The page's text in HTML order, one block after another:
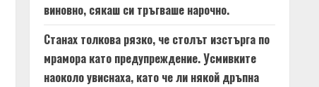
виновно, сякаш си тръгваше нарочно.
Станах толкова рязко, че столът изстърга по
мрамора като предупреждение. Усмивките
наоколо увиснаха, като че ли някой дръпна